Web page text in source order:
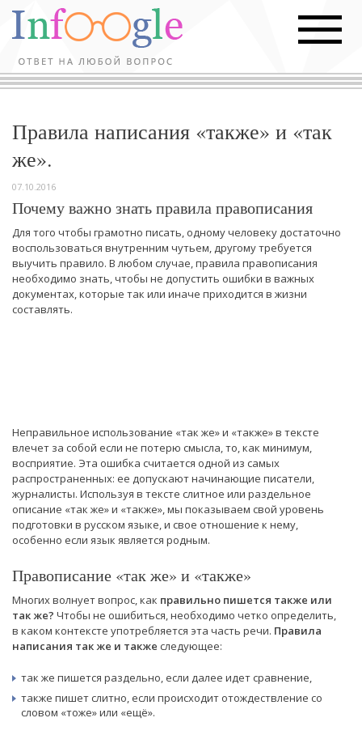
Правила написания «также» и «так
же».
07.10.2016
Почему важно знать правила правописания
Для того чтобы грамотно писать, одному человеку достаточно
воспользоваться внутренним чутьем, другому требуется
выучить правило. В любом случае, правила правописания
необходимо знать, чтобы не допустить ошибки в важных
документах, которые так или иначе приходится в жизни
составлять.
Неправильное использование «так же» и «также» в тексте
влечет за собой если не потерю смысла, то, как минимум,
восприятие. Эта ошибка считается одной из самых
распространенных: ее допускают начинающие писатели,
журналисты. Используя в тексте слитное или раздельное
описание «так же» и «также», мы показываем свой уровень
подготовки в русском языке, и свое отношение к нему,
особенно если язык является родным.
Правописание «так же» и «также»
Многих волнует вопрос, как правильно пишется также или
так же? Чтобы не ошибиться, необходимо четко определить,
в каком контексте употребляется эта часть речи. Правила
написания так же и также следующее:
так же пишется раздельно, если далее идет сравнение,
также пишет слитно, если происходит отождествление со
словом «тоже» или «ещё».